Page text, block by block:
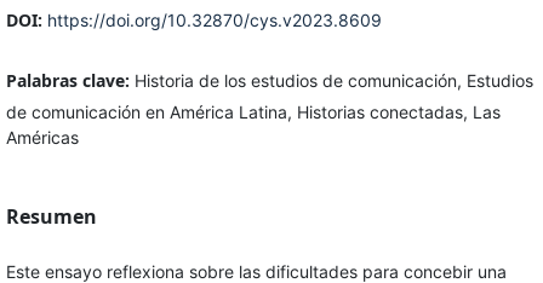
DOI: https://doi.org/10.32870/cys.v2023.8609
Palabras clave: Historia de los estudios de comunicación, Estudios
de comunicación en América Latina, Historias conectadas, Las
Américas
Resumen
Este ensayo reflexiona sobre las dificultades para concebir una